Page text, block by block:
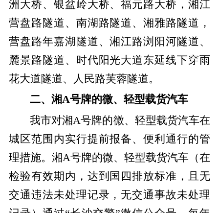
洲大桥、银盆岭大桥、福元路大桥，湘江
营盘路隧道、南湖路隧道、湘雅路隧道，
营盘路年嘉湖隧道、湘江路浏阳河隧道、
麓景路隧道、时代阳光大道东延线下穿雨
花大道隧道、人民路芙蓉隧道。
二、湘A号牌的微、轻型载货汽车
我市对湘A号牌的微、轻型载货汽车在
城区范围内实行提前报备、便利通行的管
理措施。湘A号牌的微、轻型载货汽车（在
检验有效期内，达到国四排放标准，且无
交通违法未处理记录，无交通事故未处理